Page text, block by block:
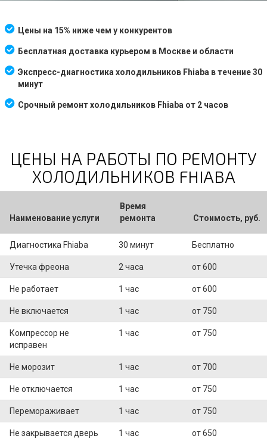
Цены на 15% ниже чем у конкурентов
Бесплатная доставка курьером в Москве и области
Экспресс-диагностика холодильников Fhiaba в течение 30
минут
Срочный ремонт холодильников Fhiaba от 2 часов
ЦЕНЫ НА РАБОТЫ ПО РЕМОНТУ
ХОЛОДИЛЬНИКОВ FHIABA
Наименование услуги
Время
ремонта
Стоимость, руб.
Диагностика Fhiaba 30 минут Бесплатно
Утечка фреона 2 часа от 600
Не работает 1 час от 600
Не включается 1 час от 750
Компрессор не
исправен
1 час от 750
Не морозит 1 час от 700
Не отключается 1 час от 750
Перемораживает 1 час от 750
Не закрывается дверь 1 час от 650